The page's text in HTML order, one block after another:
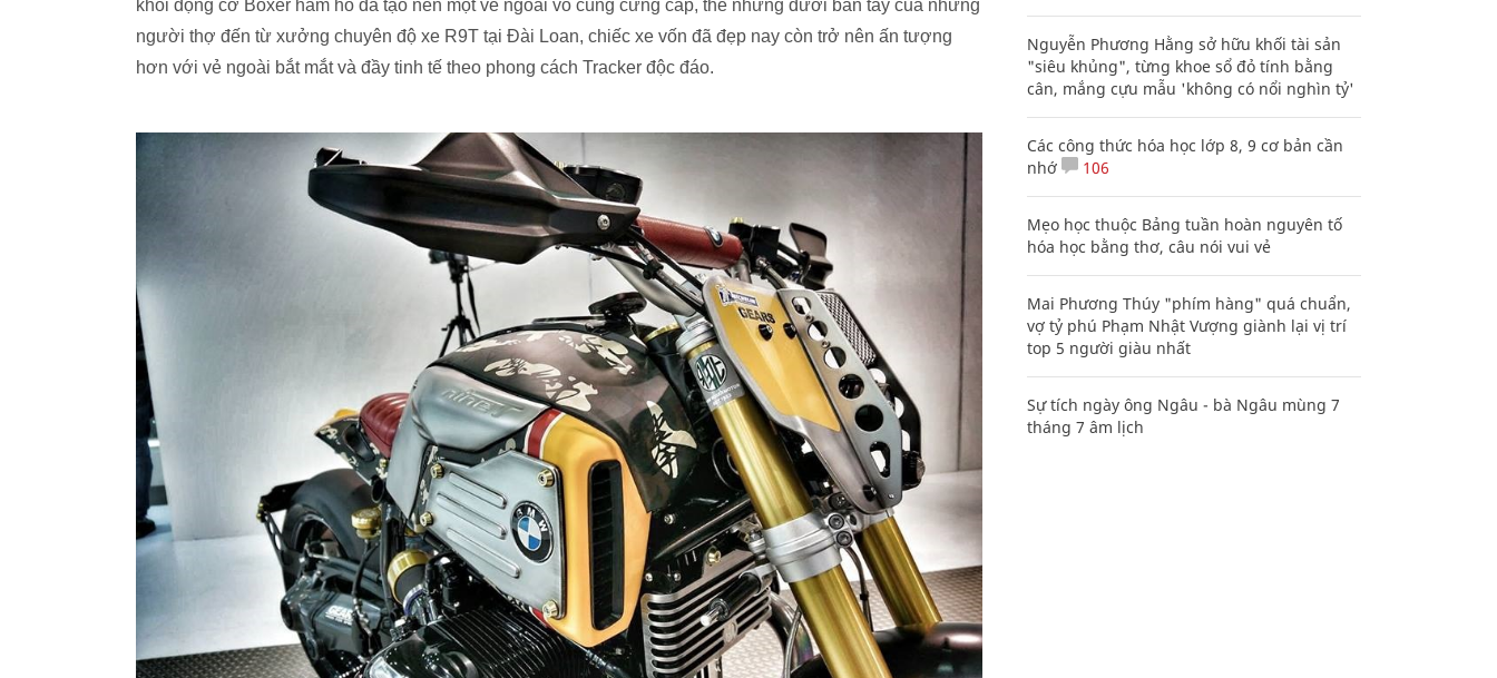
khối động cơ Boxer hầm hố đã tạo nên một vẻ ngoài vô cùng cứng cáp, thế nhưng dưới bàn tay của những
người thợ đến từ xưởng chuyên độ xe R9T tại Đài Loan, chiếc xe vốn đã đẹp nay còn trở nên ấn tượng
hơn với vẻ ngoài bắt mắt và đầy tinh tế theo phong cách Tracker độc đáo.
Nguyễn Phương Hằng sở hữu khối tài sản
"siêu khủng", từng khoe sổ đỏ tính bằng
cân, mắng cựu mẫu 'không có nổi nghìn tỷ'
Các công thức hóa học lớp 8, 9 cơ bản cần
nhớ
106
Mẹo học thuộc Bảng tuần hoàn nguyên tố
hóa học bằng thơ, câu nói vui vẻ
Mai Phương Thúy "phím hàng" quá chuẩn,
vợ tỷ phú Phạm Nhật Vượng giành lại vị trí
top 5 người giàu nhất
Sự tích ngày ông Ngâu - bà Ngâu mùng 7
tháng 7 âm lịch